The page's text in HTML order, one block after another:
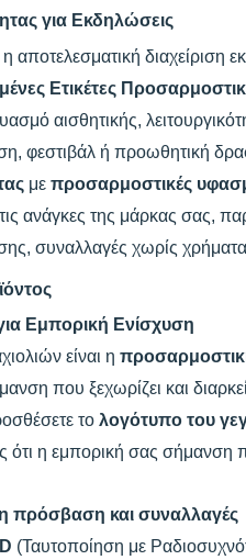
για Εκδηλώσεις
αποτελεσματική
Ετικέτες
αισθητικής,
φεστιβάλ ή προωθητική
με προσαρμοστικές
ανάγκες της μάρκας σας,
συναλλαγές χωρίς
Εμπορική Ενίσχυση
είναι η
που ξεχωρίζει και
το λογότυπο του
ότι η εμπορική σας
πρόσβαση και συναλλαγές
(Ταυτοποίηση με